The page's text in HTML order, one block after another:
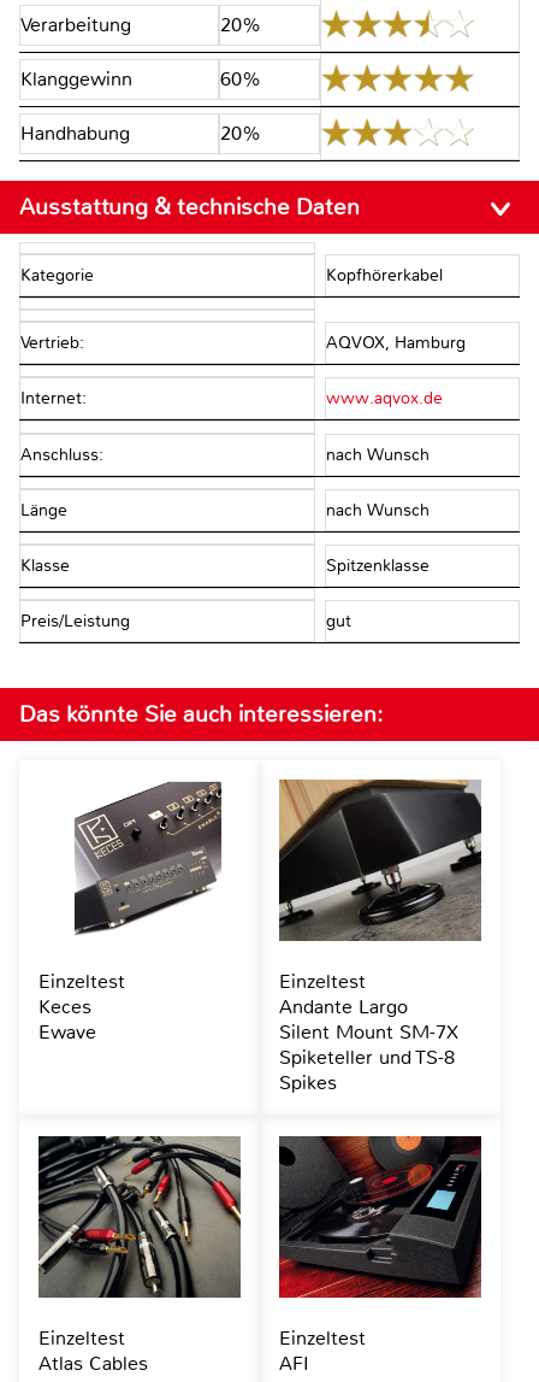
Verarbeitung 20%
Klanggewinn 60%
Handhabung 20%
Ausstattung & technische Daten
Kategorie Kopfhörerkabel
Vertrieb: AQVOX, Hamburg
Internet: www.aqvox.de
Anschluss: nach Wunsch
Länge nach Wunsch
Klasse Spitzenklasse
Preis/Leistung gut
Das könnte Sie auch interessieren:
Einzeltest
Keces
Ewave
Einzeltest
Andante Largo
Silent Mount SM-7X
Spiketeller und TS-8
Spikes
Einzeltest
Atlas Cables
Einzeltest
AFI